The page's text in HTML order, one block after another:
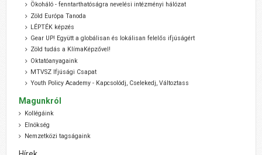
Ökoháló - fenntarthatóságra nevelési intézményi hálózat
Zöld Európa Tanoda
LÉPTÉK képzés
Gear UP! Együtt a globálisan és lokálisan felelős ifjúságért
Zöld tudás a KlímaKépzővel!
Oktatóanyagaink
MTVSZ Ifjúsági Csapat
Youth Policy Academy - Kapcsolódj, Cselekedj, Változtass
Magunkról
Kollégáink
Elnökség
Nemzetközi tagságaink